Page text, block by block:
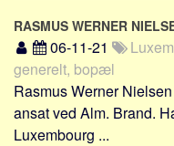
Økonomi
Jura og regler
Skatter og afgifter
Statistik
RASMUS WERNER
06-11-21
generelt, bopæl
Rasmus Werner
ansat ved Alm. Brand.
Luxembourg ...